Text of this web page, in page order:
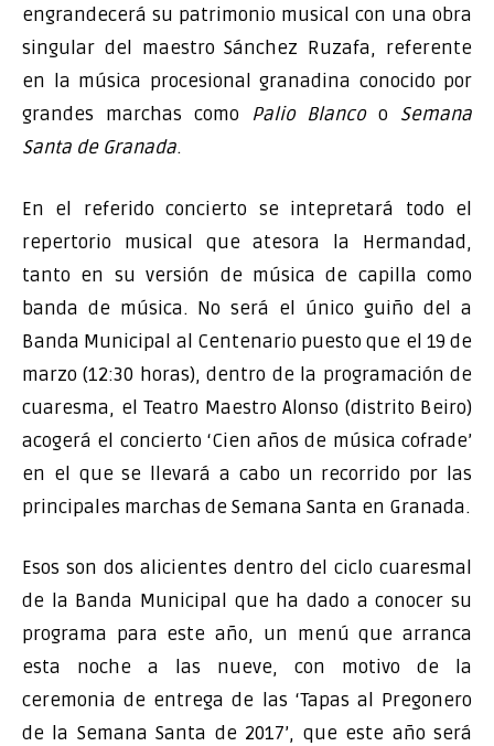
engrandecerá su patrimonio musical con una obra
singular del maestro Sánchez Ruzafa, referente
en la música procesional granadina conocido por
grandes marchas como
Palio Blancoo Semana
Santa de Granada.
En el referido concierto se intepretará todo el
repertorio musical que atesora la Hermandad,
tanto en su versión de música de capilla como
banda de música. No será el único guiño del a
Banda Municipal al Centenario puesto que el 19 de
marzo (12:30 horas), dentro de la programación de
cuaresma, el Teatro Maestro Alonso (distrito Beiro)
acogerá el concierto ‘Cien años de música cofrade’
en el que se llevará a cabo un recorrido por las
principales marchas de Semana Santa en Granada.
Esos son dos alicientes dentro del ciclo cuaresmal
de la Banda Municipal que ha dado a conocer su
programa para este año, un menú que arranca
esta noche a las nueve, con motivo de la
ceremonia de entrega de las ‘Tapas al Pregonero
de la Semana Santa de 2017’, que este año será